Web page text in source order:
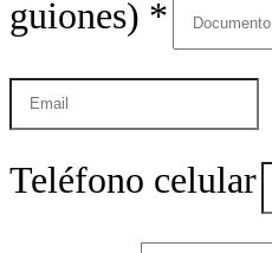
guiones) *
Teléfono celular